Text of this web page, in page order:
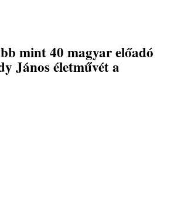
mint 40 magyar előadó
János életművét a